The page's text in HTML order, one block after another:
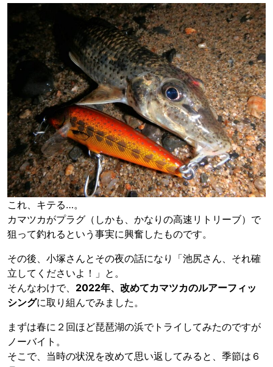
これ、キテる…。
カマツカがプラグ（しかも、かなりの高速リトリーブ）で
狙って釣れるという事実に興奮したものです。
その後、小塚さんとその夜の話になり「池尻さん、それ確
立してくださいよ！」と。
そんなわけで、 2022年、改めてカマツカのルアーフィッ
シングに取り組んでみました。
まずは春に２回ほど琵琶湖の浜でトライしてみたのですが
ノーバイト。
そこで、当時の状況を改めて思い返してみると、季節は６